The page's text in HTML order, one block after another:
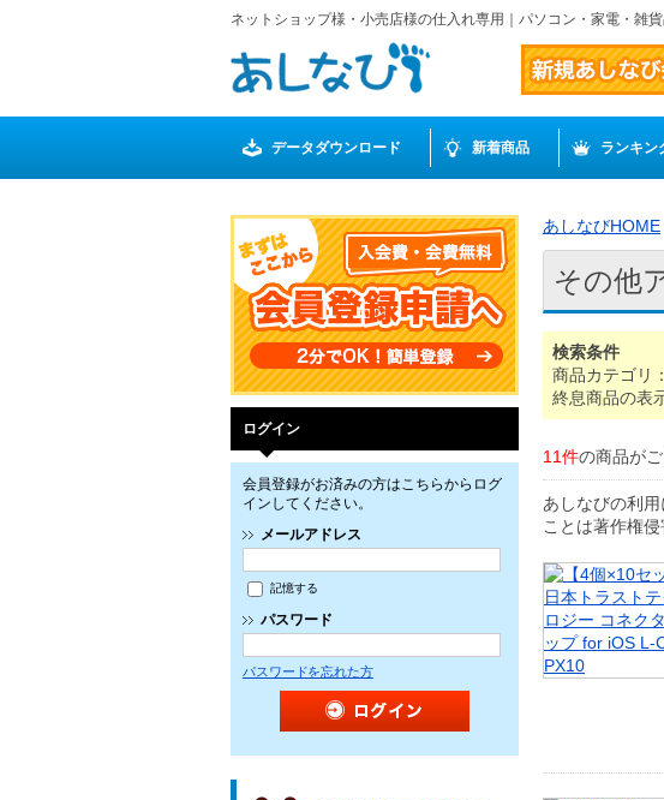
ネットショップ様・小売店様の仕入れ専用｜パソコン・家電・雑
データダウンロード 新着商品 ランキン
ログイン
会員登録がお済みの方はこちらからログ
インしてください。
メールアドレス
記憶する
パスワード
パスワードを忘れた方
あしなびHOME
その他
検索条件
商品カテゴリ
終息商品の表
11件の商品がご
あしなびの利
ことは著作権侵